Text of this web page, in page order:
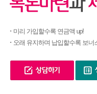
미리 가입할수록 연금액 up!
오래 유지하며 납입할수록 보너